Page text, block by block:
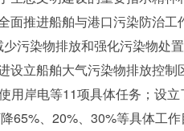
面推进船舶与港口污染防治
污染物排放和强化污染物处
设立船舶大气污染物排放控
用岸电等11项具体任务；设
65%、20%、30%等具体工